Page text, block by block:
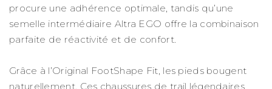
procure une adhérence optimale, tandis qu’une
semelle intermédiaire Altra EGO offre la combinaison
parfaite de réactivité et de confort.
Grâce à l’Original FootShape Fit, les pieds bougent
naturellement. Ces chaussures de trail légendaires